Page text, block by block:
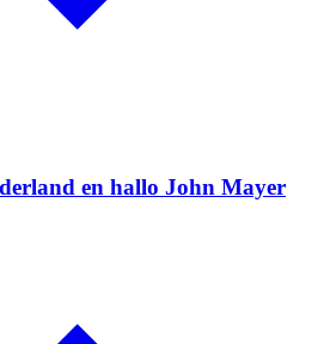
en hallo John Mayer